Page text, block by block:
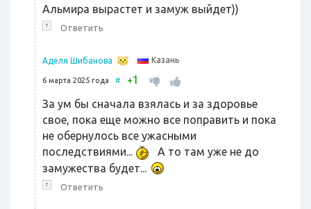
Альмира вырастет и замуж выйдет))
↑ Ответить
Аделя Шибанова Казань
6 марта 2025 года # +1
За ум бы сначала взялась и за здоровье
свое, пока еще можно все поправить и пока
не обернулось все ужасными
последствиями...
А то там уже не до
замужества будет...
↑ Ответить